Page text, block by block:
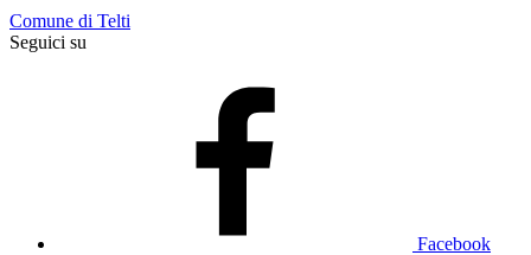
Comune di Telti
Seguici su
Facebook